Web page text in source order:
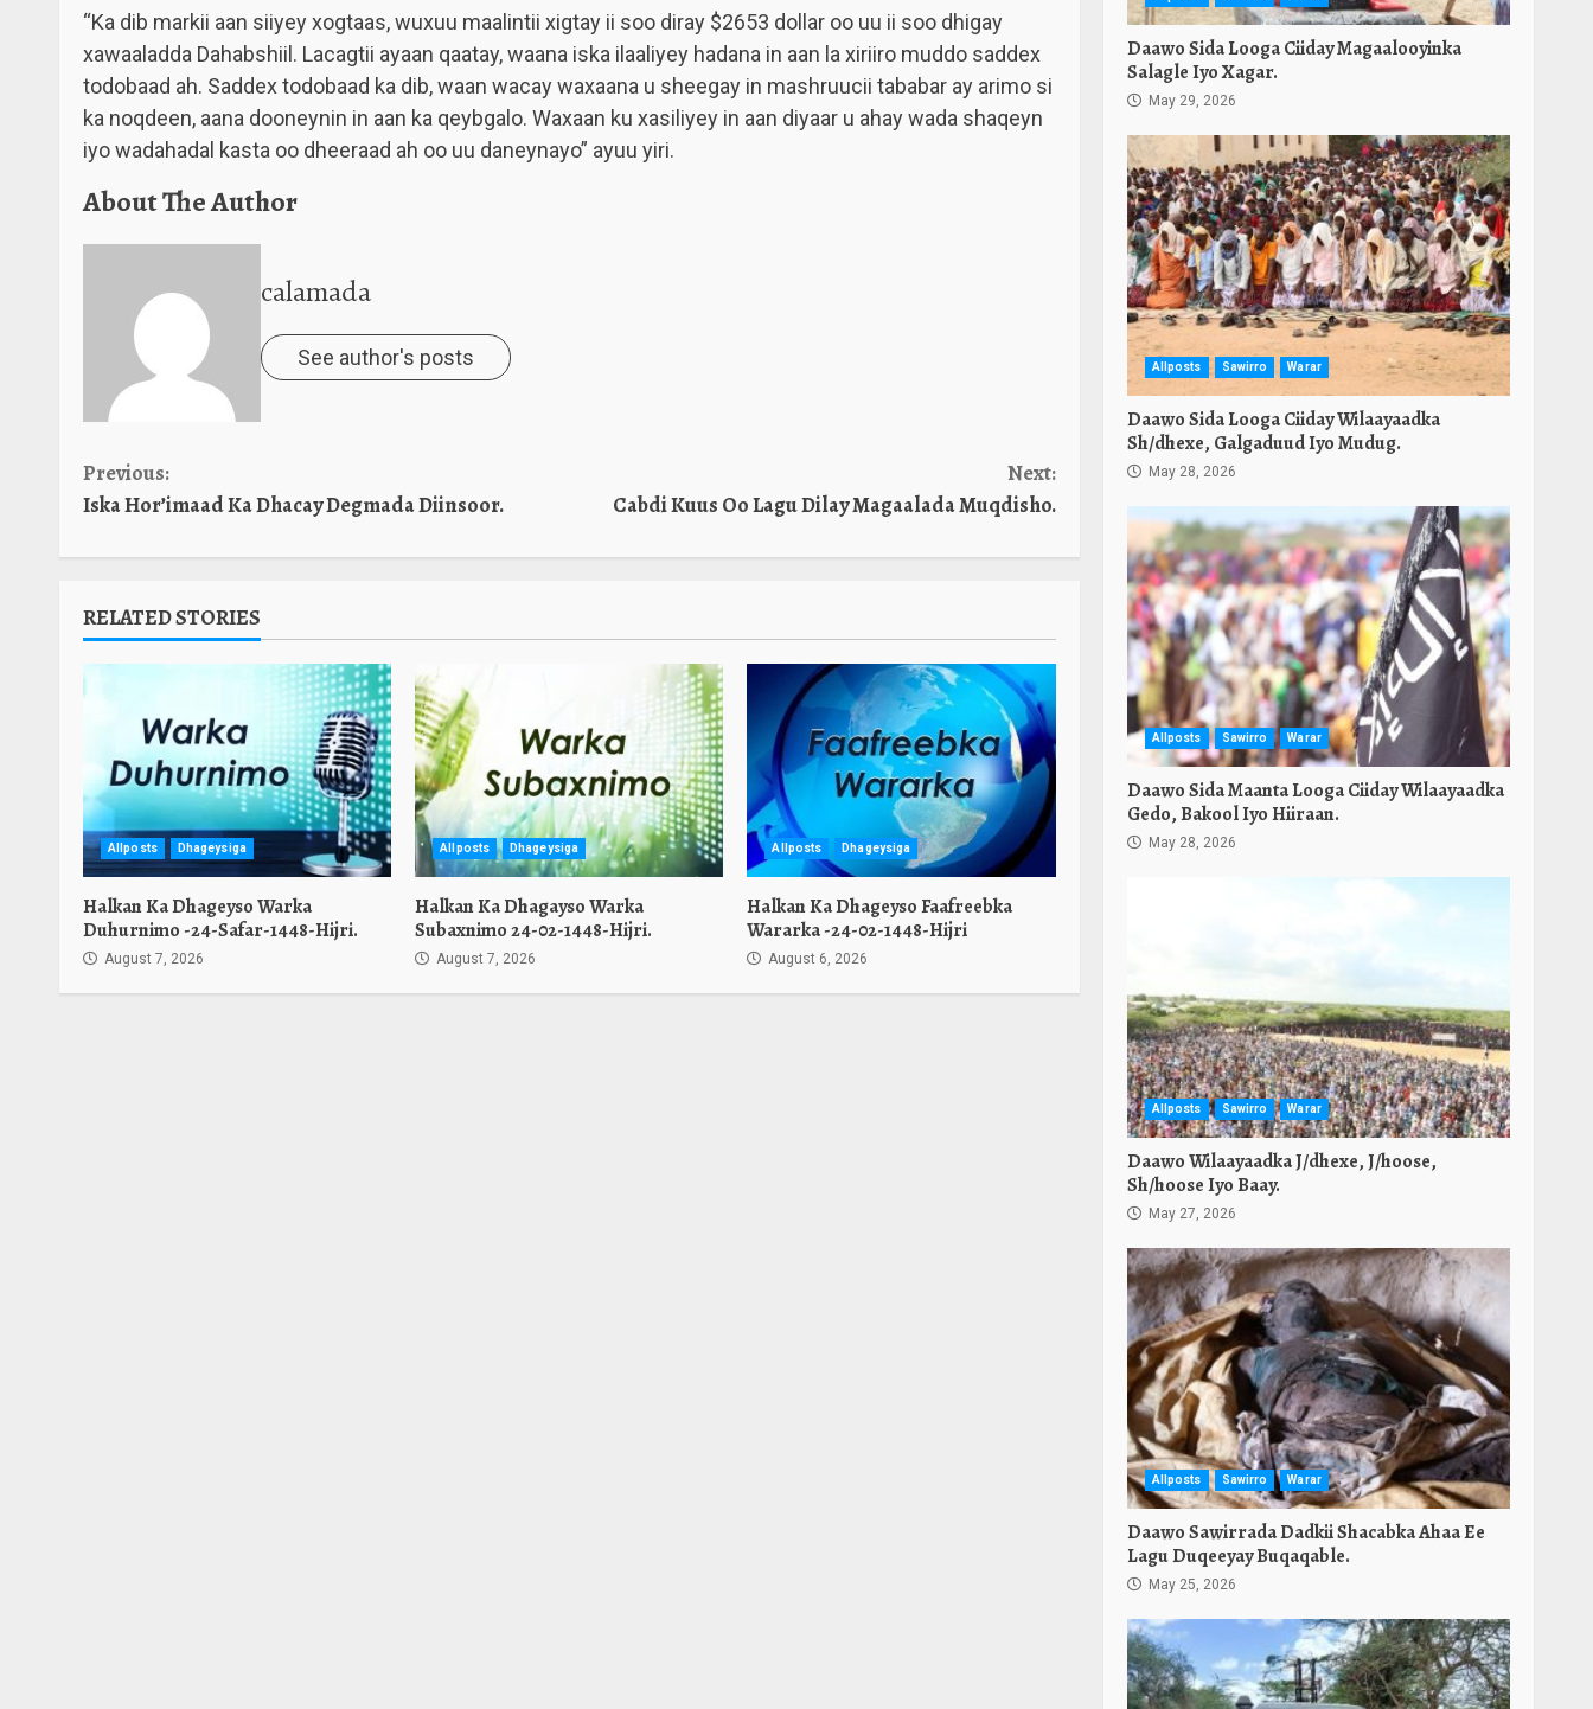
“Ka dib markii aan siiyey xogtaas, wuxuu maalintii xigtay ii soo diray $2653 dollar oo uu ii soo dhigay
xawaaladda Dahabshiil. Lacagtii ayaan qaatay, waana iska ilaaliyey hadana in aan la xiriiro muddo saddex
todobaad ah. Saddex todobaad ka dib, waan wacay waxaana u sheegay in mashruucii tababar ay arimo si
ka noqdeen, aana dooneynin in aan ka qeybgalo. Waxaan ku xasiliyey in aan diyaar u ahay wada shaqeyn
iyo wadahadal kasta oo dheeraad ah oo uu daneynayo” ayuu yiri.
About The Author
calamada
See author's posts
Continue
Reading
Previous:
Iska Hor’imaad Ka Dhacay Degmada Diinsoor.
Next:
Cabdi Kuus Oo Lagu Dilay Magaalada Muqdisho.
RELATED STORIES
Allposts Dhageysiga
Halkan Ka Dhageyso Warka
Duhurnimo -24-Safar-1448-Hijri.
August 7, 2026
Allposts Dhageysiga
Halkan Ka Dhagayso Warka
Subaxnimo 24-02-1448-Hijri.
August 7, 2026
Allposts Dhageysiga
Halkan Ka Dhageyso Faafreebka
Wararka -24-02-1448-Hijri
August 6, 2026
Daawo Sida Looga Ciiday Magaalooyinka
Salagle Iyo Xagar.
May 29, 2026
Allposts Sawirro Warar
Daawo Sida Looga Ciiday Wilaayaadka
Sh/dhexe, Galgaduud Iyo Mudug.
May 28, 2026
Allposts Sawirro Warar
Daawo Sida Maanta Looga Ciiday Wilaayaadka
Gedo, Bakool Iyo Hiiraan.
May 28, 2026
Allposts Sawirro Warar
Daawo Wilaayaadka J/dhexe, J/hoose,
Sh/hoose Iyo Baay.
May 27, 2026
Allposts Sawirro Warar
Daawo Sawirrada Dadkii Shacabka Ahaa Ee
Lagu Duqeeyay Buqaqable.
May 25, 2026